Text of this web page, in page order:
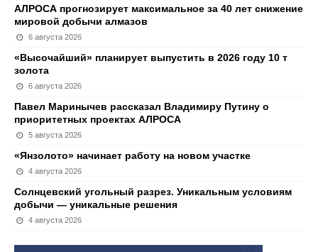
АЛРОСА прогнозирует максимальное за 40 лет снижение
мировой добычи алмазов
6 августа 2026
«Высочайший» планирует выпустить в 2026 году 10 т
золота
6 августа 2026
Павел Маринычев рассказал Владимиру Путину о
приоритетных проектах АЛРОСА
5 августа 2026
«Янзолото» начинает работу на новом участке
4 августа 2026
Солнцевский угольный разрез. Уникальным условиям
добычи — уникальные решения
4 августа 2026